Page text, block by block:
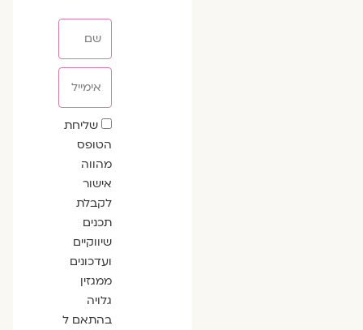
שדה
הסכמה
שליחת
הטופס
מהווה
אישור
לקבלת
תכנים
שיווקיים
ועדכונים
ממגזין
גלויה
בהתאם ל